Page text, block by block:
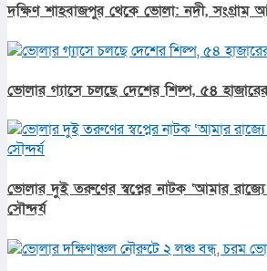
দক্ষিণ শাহবাজপুর থেকে ভোলা: নদী, সংগ্রাম
ভোলার গ্যাসে চলছে দেশের শিল্প, ৫৪
ভোলার দুই তরুণের স্বপ্নের নাটক ‘আমার রাজ্যে
সৌন্দর্য